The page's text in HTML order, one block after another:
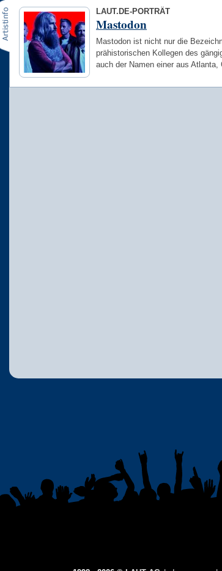
LAUT.DE-PORTRÄT
Mastodon
Mastodon ist nicht nur die
prähistorischen Kollegen des
auch der Namen einer aus